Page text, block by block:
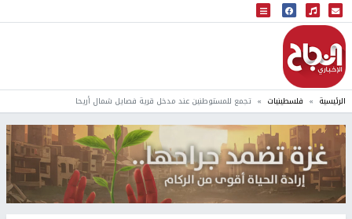
البث المباشر
إذاعة النجاح
الرئيسية فلسطينيات تجمع للمستوطنين عند مدخل قرية فصايل شمال أريحا